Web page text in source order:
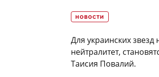
НОВОСТИ
Для украинских
нейтралитет,
Таисия Повалий.